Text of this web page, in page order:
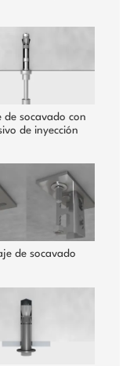
de socavado con
de inyección
de socavado